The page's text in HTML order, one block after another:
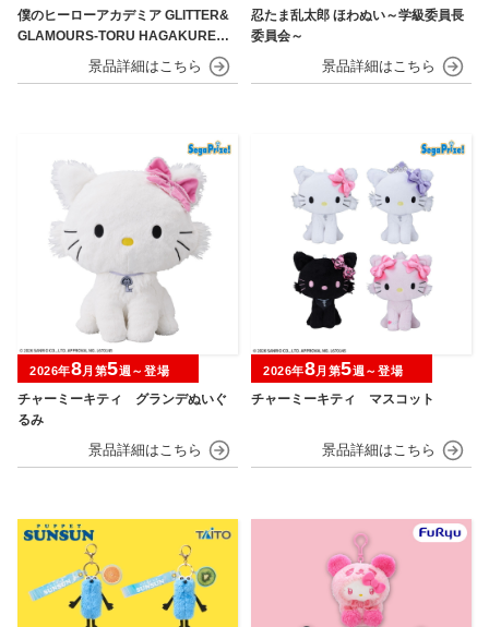
僕のヒーローアカデミア GLITTER&
GLAMOURS-TORU HAGAKURE＆
MINA ASHIDO-
忍たま乱太郎 ほわぬい～学級委員長
委員会～
チャーミーキティ グランデぬいぐ
るみ
2026年8月第5週～登場
チャーミーキティ マスコット
2026年8月第5週～登場